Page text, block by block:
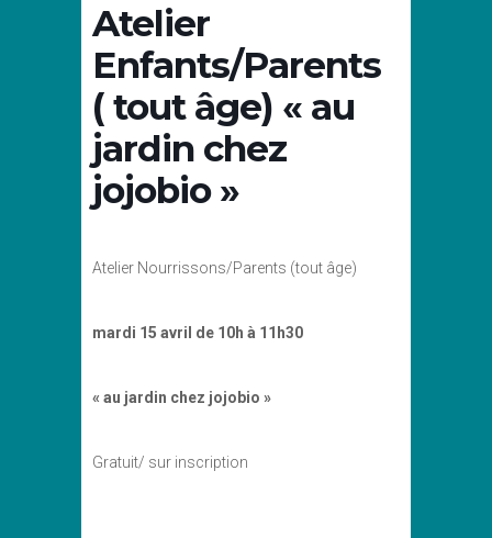
Atelier
Enfants/Parents
( tout âge) « au
jardin chez
jojobio »
Atelier Nourrissons/Parents (tout âge)
mardi 15 avril de 10h à 11h30
« au jardin chez jojobio »
Gratuit/ sur inscription